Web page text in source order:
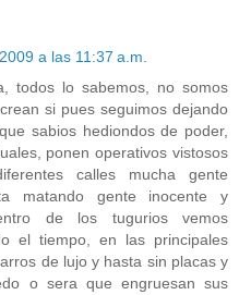
a las 11:37 a.m.
todos lo sabemos, no somos
si pues seguimos dejando
sabios hediondos de poder,
ponen operativos vistosos
calles mucha gente
matando gente inocente y
de los tugurios vemos
el tiempo, en las principales
de lujo y hasta sin placas y
o sera que engruesan sus